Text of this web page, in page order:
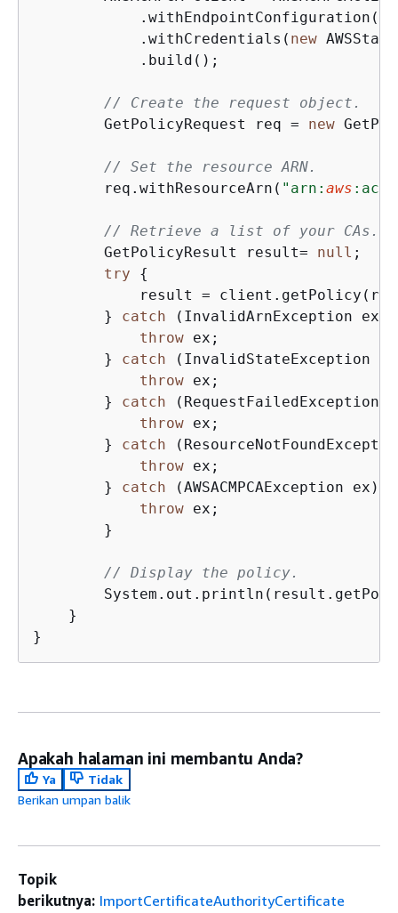
            .withCredentials(
new
            .build();
// Create the request object.
        GetPolicyRequest req =
new
// Set the resource ARN.
        req.withResourceArn(
"arn: aws
// Retrieve a list of your CAs.
        GetPolicyResult result=
null ;
try
{
result =
        }
catch (InvalidArnException ex)
throw ex;
        }
catch (InvalidStateException
throw ex;
        }
catch (RequestFailedException
throw ex;
        }
catch
throw ex;
        }
catch (AWSACMPCAException ex)
throw ex;
        }
// Display the policy.
    }
}
Apakah halaman ini membantu Anda?
Ya
Tidak
Berikan umpan balik
Topik
berikutnya: ImportCertificateAuthorityCertificate